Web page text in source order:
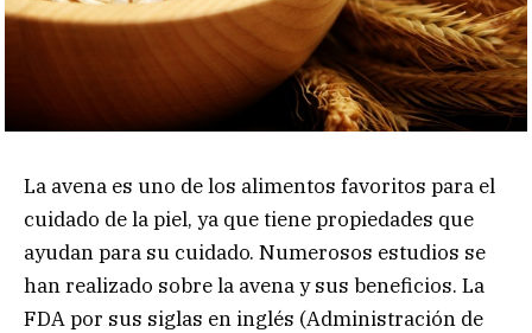
La avena es uno de los alimentos favoritos para el
cuidado de la piel, ya que tiene propiedades que
ayudan para su cuidado. Numerosos estudios se
han realizado sobre la avena y sus beneficios. La
FDA por sus siglas en inglés (Administración de